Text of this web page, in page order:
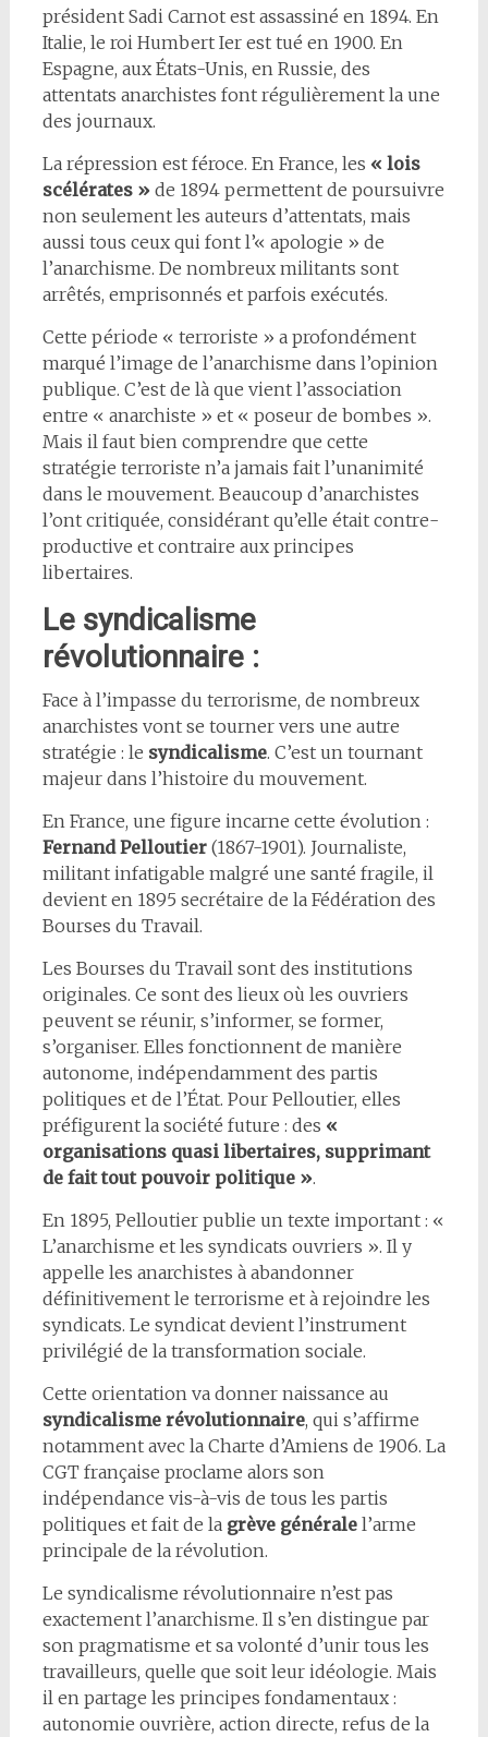
président Sadi Carnot est assassiné en 1894. En
Italie, le roi Humbert Ier est tué en 1900. En
Espagne, aux États-Unis, en Russie, des
attentats anarchistes font régulièrement la une
des journaux.
La répression est féroce. En France, les « lois
scélérates »de 1894 permettent de poursuivre
non seulement les auteurs d’attentats, mais
aussi tous ceux qui font l’« apologie » de
l’anarchisme. De nombreux militants sont
arrêtés, emprisonnés et parfois exécutés.
Cette période « terroriste » a profondément
marqué l’image de l’anarchisme dans l’opinion
publique. C’est de là que vient l’association
entre « anarchiste » et « poseur de bombes ».
Mais il faut bien comprendre que cette
stratégie terroriste n’a jamais fait l’unanimité
dans le mouvement. Beaucoup d’anarchistes
l’ont critiquée, considérant qu’elle était contre-
productive et contraire aux principes
libertaires.
Le syndicalisme
révolutionnaire :
Face à l’impasse du terrorisme, de nombreux
anarchistes vont se tourner vers une autre
stratégie : le syndicalisme. C’est un tournant
majeur dans l’histoire du mouvement.
En France, une figure incarne cette évolution :
Fernand Pelloutier(1867-1901). Journaliste,
militant infatigable malgré une santé fragile, il
devient en 1895 secrétaire de la Fédération des
Bourses du Travail.
Les Bourses du Travail sont des institutions
originales. Ce sont des lieux où les ouvriers
peuvent se réunir, s’informer, se former,
s’organiser. Elles fonctionnent de manière
autonome, indépendamment des partis
politiques et de l’État. Pour Pelloutier, elles
préfigurent la société future : des «
organisations quasi libertaires, supprimant
de fait tout pouvoir politique ».
En 1895, Pelloutier publie un texte important : «
L’anarchisme et les syndicats ouvriers ». Il y
appelle les anarchistes à abandonner
définitivement le terrorisme et à rejoindre les
syndicats. Le syndicat devient l’instrument
privilégié de la transformation sociale.
Cette orientation va donner naissance au
syndicalisme révolutionnaire, qui s’affirme
notamment avec la Charte d’Amiens de 1906. La
CGT française proclame alors son
indépendance vis-à-vis de tous les partis
politiques et fait de la grève généralel’arme
principale de la révolution.
Le syndicalisme révolutionnaire n’est pas
exactement l’anarchisme. Il s’en distingue par
son pragmatisme et sa volonté d’unir tous les
travailleurs, quelle que soit leur idéologie. Mais
il en partage les principes fondamentaux :
autonomie ouvrière, action directe, refus de la